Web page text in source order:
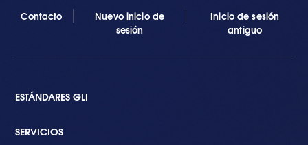
Contacto
Nuevo inicio de
sesión
Inicio de sesión
antiguo
ESTÁNDARES GLI
SERVICIOS